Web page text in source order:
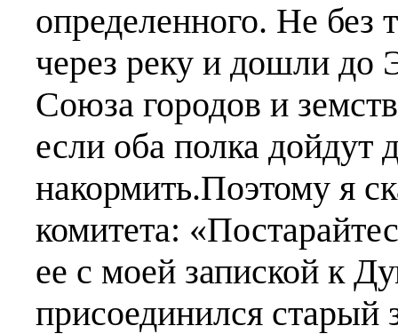
определенного. Не без
через реку и дошли до
Союза городов и
если оба полка
накормить.Поэтому я
комитета:
ее с моей запиской к
присоединился старый